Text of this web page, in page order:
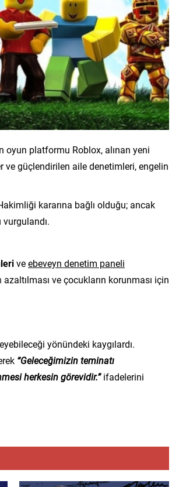
oyun platformu Roblox, alınan yeni
ve güçlendirilen aile denetimleri, engelin
kararına bağlı olduğu; ancak
veebeveyn denetim paneli
ve çocukların korunması için
yönündeki kaygılardı.
“Geleceğimizin teminatı
herkesin görevidir.”ifadelerini